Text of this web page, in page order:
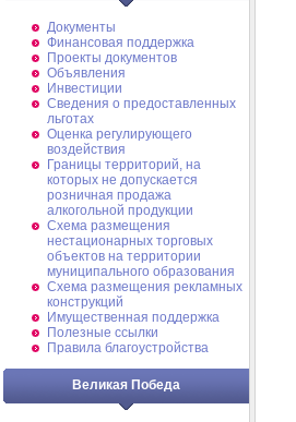
Документы
Финансовая поддержка
Проекты документов
Объявления
Инвестиции
Сведения о предоставленных
льготах
Оценка регулирующего
воздействия
Границы территорий, на
которых не допускается
розничная продажа
алкогольной продукции
Схема размещения
нестационарных торговых
объектов на территории
муниципального образования
Схема размещения рекламных
конструкций
Имущественная поддержка
Полезные ссылки
Правила благоустройства
Великая Победа